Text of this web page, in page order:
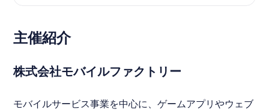
主催紹介
株式会社モバイルファクトリー
モバイルサービス事業を中心に、ゲームアプリやウェブ